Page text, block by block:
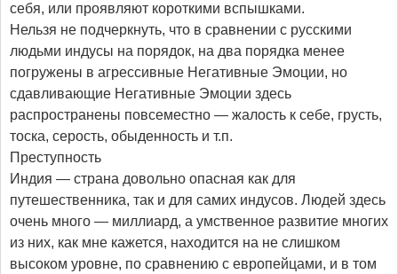
себя, или проявляют короткими вспышками.
Нельзя не подчеркнуть, что в сравнении с русскими
людьми индусы на порядок, на два порядка менее
погружены в агрессивные Негативные Эмоции, но
сдавливающие Негативные Эмоции здесь
распространены повсеместно — жалость к себе, грусть,
тоска, серость, обыденность и т.п.
Преступность
Индия — страна довольно опасная как для
путешественника, так и для самих индусов. Людей здесь
очень много — миллиард, а умственное развитие многих
из них, как мне кажется, находится на не слишком
высоком уровне, по сравнению с европейцами, и в том